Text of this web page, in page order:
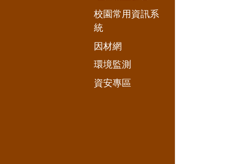
校園常用資訊系
統
因材網
環境監測
資安專區